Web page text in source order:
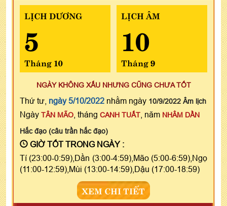
LỊCH DƯƠNG
5
Tháng 10
LỊCH ÂM
10
Tháng 9
NGÀY KHÔNG XẤU NHƯNG CŨNG CHƯA TỐT
Thứ tư, ngày 5/10/2022 nhằm ngày 10/9/2022 Âm lịch
Ngày TÂN MÃO , tháng CANH TUẤT , năm NHÂM DẦN
Hắc đạo (câu trần hắc đạo)
GIỜ TỐT TRONG NGÀY :
Tí (23:00-0:59),Dần (3:00-4:59),Mão (5:00-6:59),Ngọ
(11:00-12:59),Mùi (13:00-14:59),Dậu (17:00-18:59)
XEM CHI TIẾT